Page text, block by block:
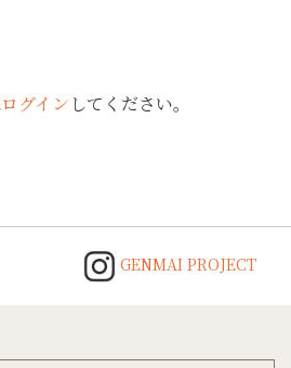
ログイン してください。
GENMAI PROJECT